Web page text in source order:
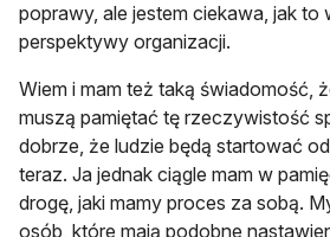
poprawy, ale jestem ciekawa, jak to
perspektywy organizacji.
Wiem i mam też taką świadomość,
muszą pamiętać tę rzeczywistość
dobrze, że ludzie będą startować
teraz. Ja jednak ciągle mam w
drogę, jaki mamy proces za sobą.
osób, które mają podobne